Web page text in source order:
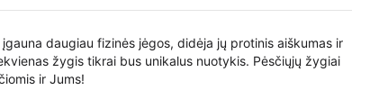
daugiau fizinės jėgos, didėja jų protinis aiškumas ir
žygis tikrai bus unikalus nuotykis. Pėsčiųjų žygiai
ir Jums!